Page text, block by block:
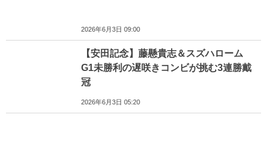
2026年6月3日 09:00
【安田記念】藤懸貴志＆スズハローム
G1未勝利の遅咲きコンビが挑む3連勝戴
冠
2026年6月3日 05:20